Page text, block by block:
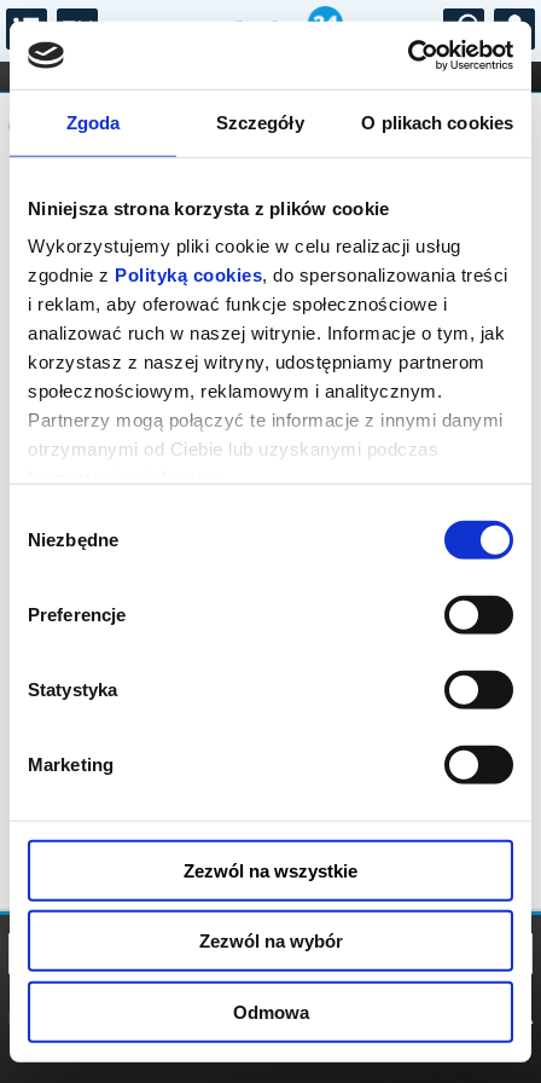
Zgoda Szczegóły O plikach cookies
Niniejsza strona korzysta z plików cookie
Wykorzystujemy pliki cookie w celu realizacji usług
zgodnie z Polityką cookies, do spersonalizowania treści
i reklam, aby oferować funkcje społecznościowe i
analizować ruch w naszej witrynie. Informacje o tym, jak
korzystasz z naszej witryny, udostępniamy partnerom
społecznościowym, reklamowym i analitycznym.
Partnerzy mogą połączyć te informacje z innymi danymi
otrzymanymi od Ciebie lub uzyskanymi podczas
zgody
Niezbędne
Preferencje
Statystyka
Marketing
Zezwól na wszystkie
Zezwól na wybór
Odmowa
...
FILHARMONIA OPERA I BALET
STAND-UP
DLA DZIECI
Komunikat
Sprzedaż biletów on-line na wydarzenie
została zakończona.
POLITYKA
POLITYKA